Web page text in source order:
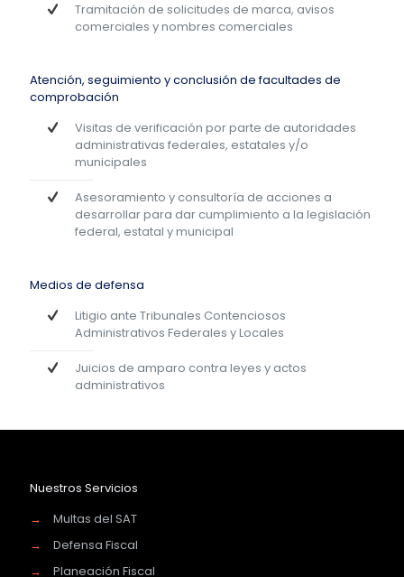
Tramitación de solicitudes de marca, avisos
comerciales y nombres comerciales
Atención, seguimiento y conclusión de facultades de
comprobación
Visitas de verificación por parte de autoridades
administrativas federales, estatales y/o
municipales
Asesoramiento y consultoría de acciones a
desarrollar para dar cumplimiento a la legislación
federal, estatal y municipal
Medios de defensa
Litigio ante Tribunales Contenciosos
Administrativos Federales y Locales
Juicios de amparo contra leyes y actos
administrativos
Nuestros Servicios
→
Multas del SAT
→
Defensa Fiscal
→
Planeación Fiscal